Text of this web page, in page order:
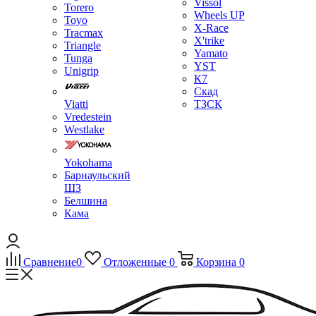
Torero
Toyo
Tracmax
Triangle
Tunga
Unigrip
Viatti
Vredestein
Westlake
Yokohama
Барнаульский
ШЗ
Белшина
Кама
Vissol
Wheels UP
X-Race
X'trike
Yamato
YST
К7
Скад
ТЗСК
Сравнение0 Отложенные 0 Корзина 0